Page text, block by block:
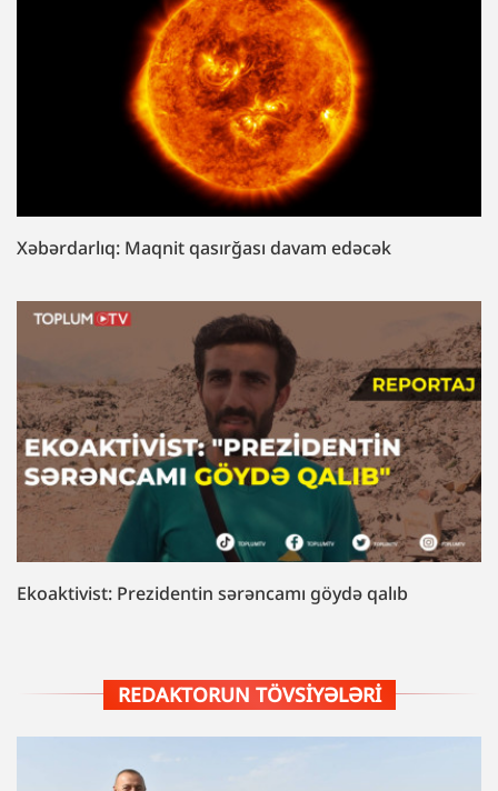
Xəbərdarlıq: Maqnit qasırğası davam edəcək
Ekoaktivist: Prezidentin sərəncamı göydə qalıb
REDAKTORUN TÖVSIYƏLƏRI